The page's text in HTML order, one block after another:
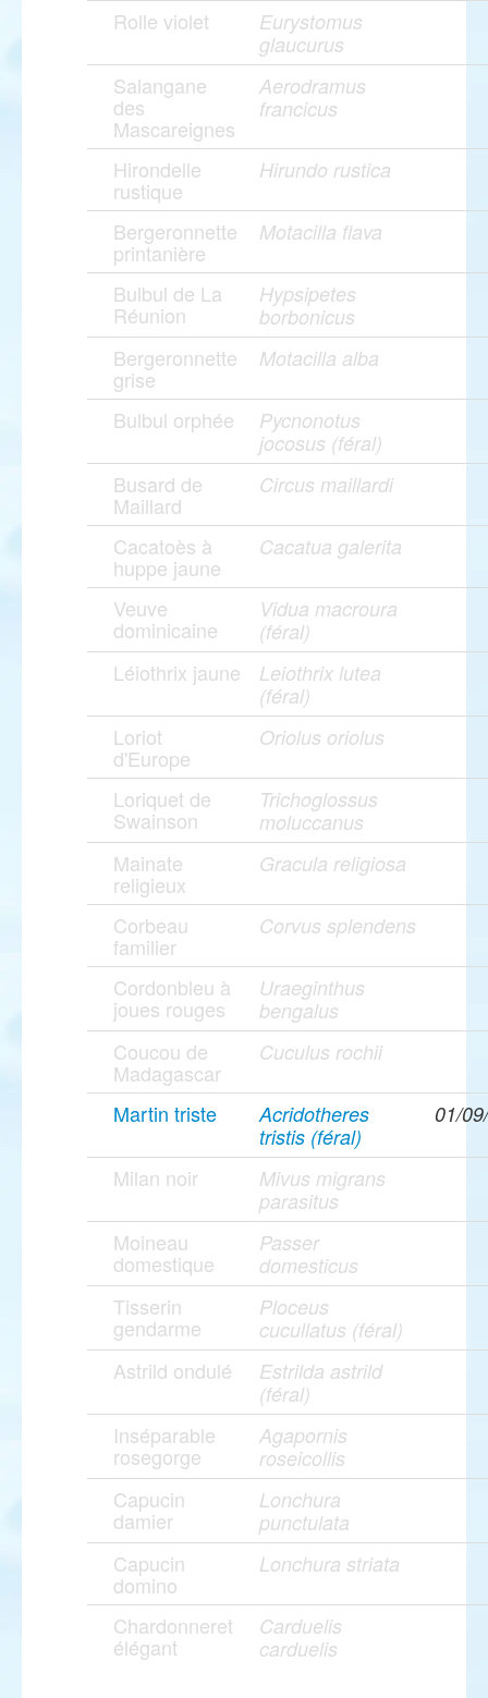
Rolle violet
Eurystomus
glaucurus
Salangane
des
Mascareignes
Aerodramus
francicus
Hirondelle
rustique
Hirundo rustica
Bergeronnette
printanière
Motacilla flava
Bulbul de La
Réunion
Hypsipetes
borbonicus
Bergeronnette
grise
Motacilla alba
Bulbul orphée
Pycnonotus
jocosus (féral)
Busard de
Maillard
Circus maillardi
Cacatoès à
huppe jaune
Cacatua galerita
Veuve
dominicaine
Vidua macroura
(féral)
Léiothrix jaune
Leiothrix lutea
(féral)
Loriot
d'Europe
Oriolus oriolus
Loriquet de
Swainson
Trichoglossus
moluccanus
Mainate
religieux
Gracula religiosa
Corbeau
familier
Corvus splendens
Cordonbleu à
joues rouges
Uraeginthus
bengalus
Coucou de
Madagascar
Cuculus rochii
Martin triste
Acridotheres
tristis (féral)
01/
Milan noir
Mivus migrans
parasitus
Moineau
domestique
Passer
domesticus
Tisserin
gendarme
Ploceus
cucullatus (féral)
Astrild ondulé
Estrilda astrild
(féral)
Inséparable
rosegorge
Agapornis
roseicollis
Capucin
damier
Lonchura
punctulata
Capucin
domino
Lonchura striata
Chardonneret
élégant
Carduelis
carduelis